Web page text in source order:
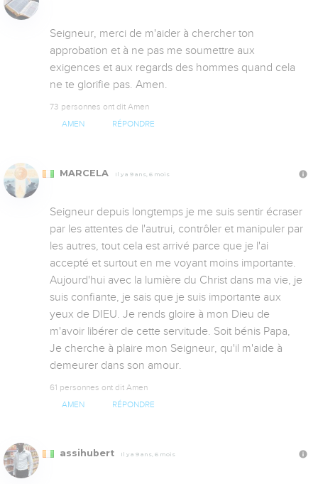
Seigneur, merci de m'aider à chercher ton
approbation et à ne pas me soumettre aux
exigences et aux regards des hommes quand cela
ne te glorifie pas. Amen.
73 personnes ont dit Amen
AMEN RÉPONDRE
MARCELA Il y a 9 ans, 6 mois
Seigneur depuis longtemps je me suis sentir écraser
par les attentes de l'autrui, contrôler et manipuler par
les autres, tout cela est arrivé parce que je l'ai
accepté et surtout en me voyant moins importante.
Aujourd'hui avec la lumière du Christ dans ma vie, je
suis confiante, je sais que je suis importante aux
yeux de DIEU. Je rends gloire à mon Dieu de
m'avoir libérer de cette servitude. Soit bénis Papa,
Je cherche à plaire mon Seigneur, qu'il m'aide à
demeurer dans son amour.
61 personnes ont dit Amen
AMEN RÉPONDRE
assihubert Il y a 9 ans, 6 mois